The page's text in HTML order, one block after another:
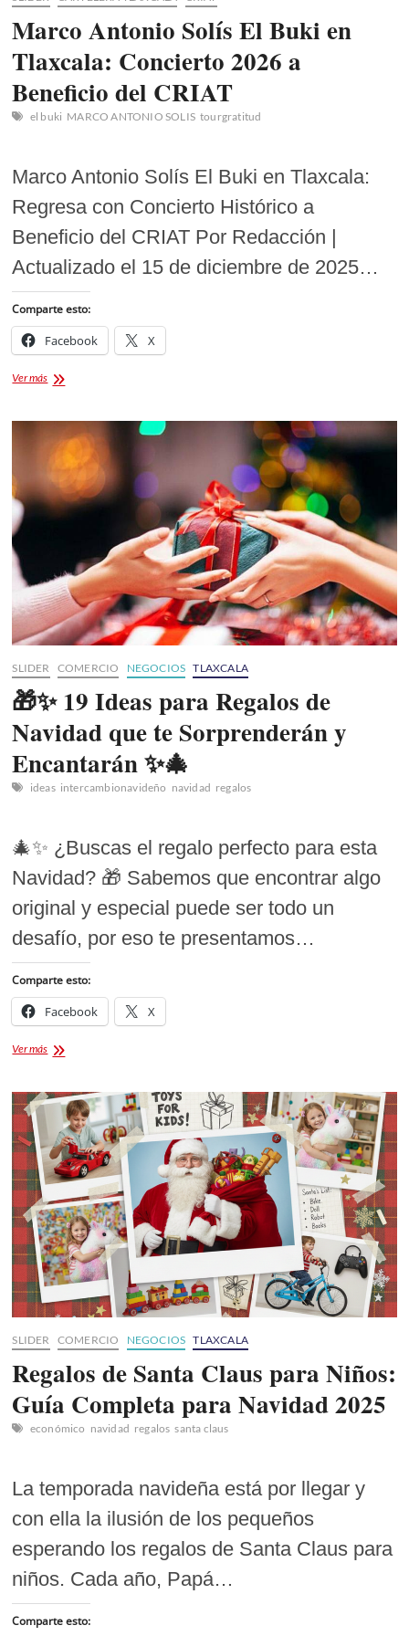
Marco Antonio Solís El Buki en
Tlaxcala: Concierto 2026 a
Beneficio del CRIAT
el buki MARCO ANTONIO SOLIS tourgratitud
Marco Antonio Solís El Buki en Tlaxcala:
Regresa con Concierto Histórico a
Beneficio del CRIAT Por Redacción |
Actualizado el 15 de diciembre de 2025…
Comparte esto:
Facebook X
Ver másMarco
Buki
Tlaxcala:
Concierto
2026
CRIAT
SLIDER COMERCIO NEGOCIOS TLAXCALA
🎁✨ 19 Ideas para Regalos de
Navidad que te Sorprenderán y
Encantarán ✨🎄
ideas intercambionavideño navidad regalos
🎄✨ ¿Buscas el regalo perfecto para esta
Navidad? 🎁 Sabemos que encontrar algo
original y especial puede ser todo un
desafío, por eso te presentamos…
Comparte esto:
Facebook X
Ver más🎁
Ideas
para
Regalos
de
Navidad
que
Sorprenderán
y
Encantarán
✨
🎄
SLIDER COMERCIO NEGOCIOS TLAXCALA
Regalos de Santa Claus para Niños:
Guía Completa para Navidad 2025
económico navidad regalos santa claus
La temporada navideña está por llegar y
con ella la ilusión de los pequeños
esperando los regalos de Santa Claus para
niños. Cada año, Papá…
Comparte esto: